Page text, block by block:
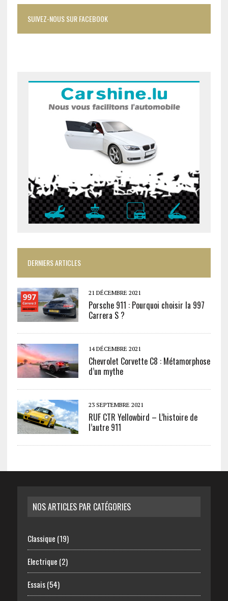
SUIVEZ-NOUS SUR FACEBOOK
DERNIERS ARTICLES
21 DÉCEMBRE 2021
Porsche 911 : Pourquoi choisir la 997
Carrera S ?
14 DÉCEMBRE 2021
Chevrolet Corvette C8 : Métamorphose
d’un mythe
23 SEPTEMBRE 2021
RUF CTR Yellowbird – L’histoire de
l’autre 911
NOS ARTICLES PAR CATÉGORIES
Classique (19)
Electrique (2)
Essais(54)